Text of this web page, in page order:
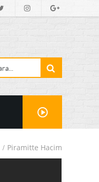
Piramitte Hacim